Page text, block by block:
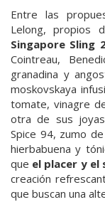
Entre las
Lelong, propios
Singapore Sling
Cointreau,
granadina y
moskovskaya
tomate, vinagre
otra de sus
Spice 94, zumo
hierbabuena y
que el placer y el
creación
que buscan una